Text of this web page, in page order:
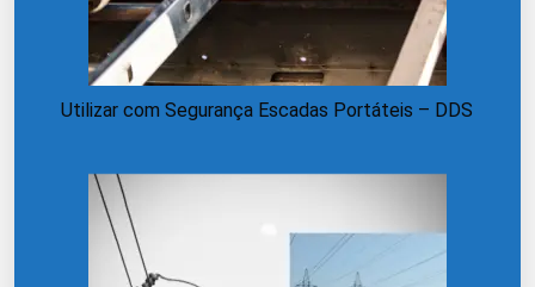
Utilizar com Segurança Escadas Portáteis – DDS